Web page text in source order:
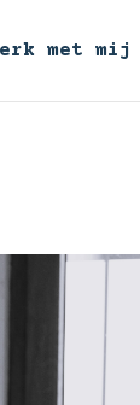
met mij